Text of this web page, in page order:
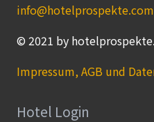
info@hotelprospekte.com
© 2021 by
Impressum, AGB und
Hotel Login